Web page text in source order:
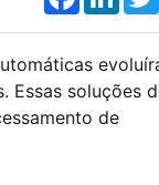
Essas soluções
de